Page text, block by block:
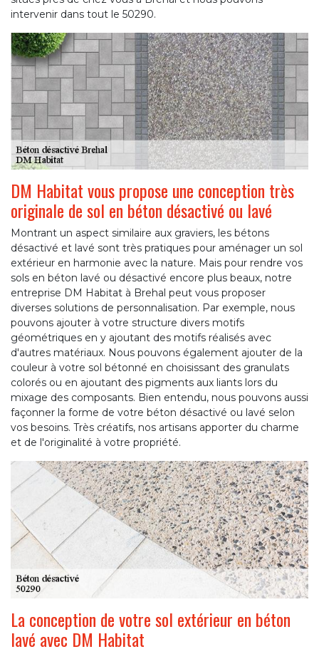
intervenir dans tout le 50290.
DM Habitat vous propose une conception très
originale de sol en béton désactivé ou lavé
Montrant un aspect similaire aux graviers, les bétons
désactivé et lavé sont très pratiques pour aménager un sol
extérieur en harmonie avec la nature. Mais pour rendre vos
sols en béton lavé ou désactivé encore plus beaux, notre
entreprise DM Habitat à Brehal peut vous proposer
diverses solutions de personnalisation. Par exemple, nous
pouvons ajouter à votre structure divers motifs
géométriques en y ajoutant des motifs réalisés avec
d'autres matériaux. Nous pouvons également ajouter de la
couleur à votre sol bétonné en choisissant des granulats
colorés ou en ajoutant des pigments aux liants lors du
mixage des composants. Bien entendu, nous pouvons aussi
façonner la forme de votre béton désactivé ou lavé selon
vos besoins. Très créatifs, nos artisans apporter du charme
et de l'originalité à votre propriété.
La conception de votre sol extérieur en béton
lavé avec DM Habitat